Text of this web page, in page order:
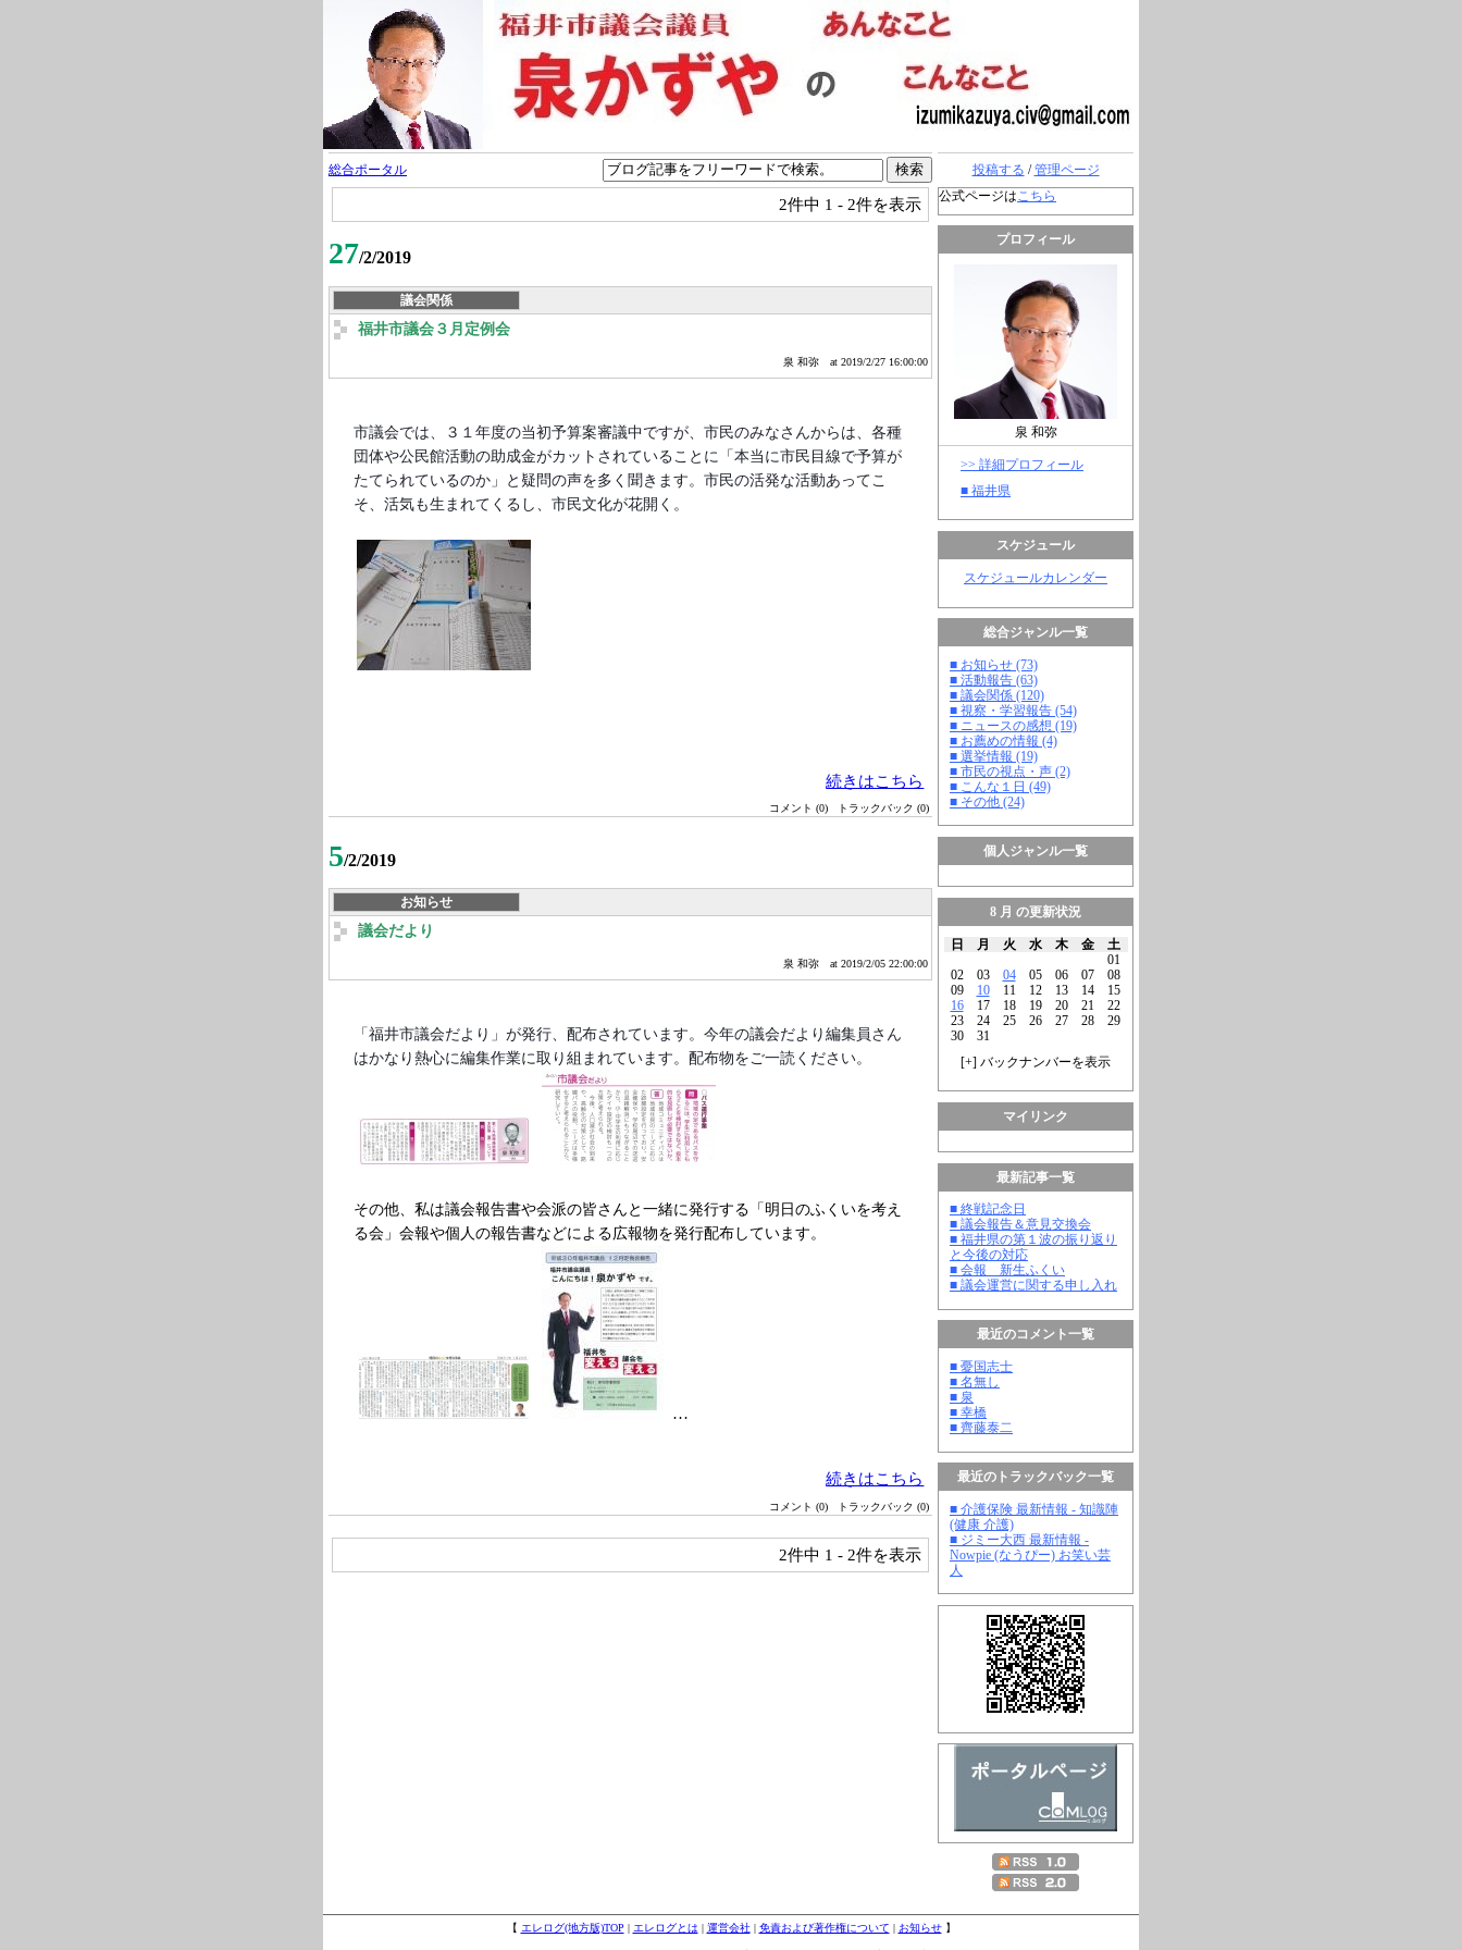
投稿する /管理ページ
公式ページはこちら
プロフィール
泉 和弥
>> 詳細プロフィール
■ 福井県
スケジュール
スケジュールカレンダー
総合ジャンル一覧
■ お知らせ (73)
■ 活動報告 (63)
■ 議会関係 (120)
■ 視察・学習報告 (54)
■ ニュースの感想 (19)
■ お薦めの情報 (4)
■ 選挙情報 (19)
■ 市民の視点・声 (2)
■ こんな１日 (49)
■ その他 (24)
個人ジャンル一覧
8 月 の更新状況
日 月 火 水 木 金
土
01
02
03 04 05 06 07
08
09
10 11 12 13 14
15
16
17 18 19 20 21
22
23
24 25 26 27 28
29
30
31
[+] バックナンバーを表示
マイリンク
最新記事一覧
■ 終戦記念日
■ 議会報告＆意見交換会
■ 福井県の第１波の振り返り
と今後の対応
■ 会報 新生ふくい
■ 議会運営に関する申し入れ
最近のコメント一覧
■ 憂国志士
■ 名無し
■ 泉
■ 幸橋
■ 齊藤泰二
最近のトラックバック一覧
■ 介護保険 最新情報 - 知識陣
(健康 介護)
■ ジミー大西 最新情報 -
Nowpie (なうぴー) お笑い芸
人
総合ポータル
2件中 1 - 2件を表示
27/2/2019
議会関係
福井市議会３月定例会
泉 和弥 at 2019/2/27 16:00:00
市議会では、３１年度の当初予算案審議中ですが、市民のみなさんからは、各種
団体や公民館活動の助成金がカットされていることに「本当に市民目線で予算が
たてられているのか」と疑問の声を多く聞きます。市民の活発な活動あってこ
そ、活気も生まれてくるし、市民文化が花開く。
続きはこちら
コメント (0) トラックバック (0)
5/2/2019
お知らせ
議会だより
泉 和弥 at 2019/2/05 22:00:00
「福井市議会だより」が発行、配布されています。今年の議会だより編集員さん
はかなり熱心に編集作業に取り組まれています。配布物をご一読ください。
その他、私は議会報告書や会派の皆さんと一緒に発行する「明日のふくいを考え
る会」会報や個人の報告書などによる広報物を発行配布しています。
…
続きはこちら
コメント (0) トラックバック (0)
2件中 1 - 2件を表示
【 エレログ(地方版)TOP | エレログとは | 運営会社| 免責および著作権について | お知らせ】